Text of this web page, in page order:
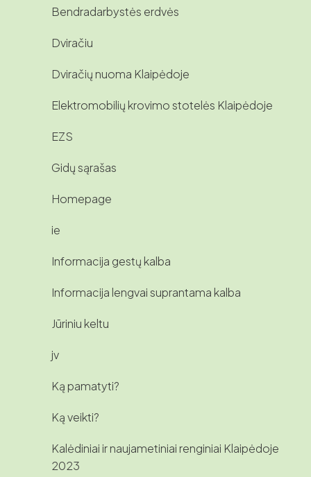
Bendradarbystės erdvės
Dviračiu
Dviračių nuoma Klaipėdoje
Elektromobilių krovimo stotelės Klaipėdoje
EZS
Gidų sąrašas
Homepage
ie
Informacija gestų kalba
Informacija lengvai suprantama kalba
Jūriniu keltu
jv
Ką pamatyti?
Ką veikti?
Kalėdiniai ir naujametiniai renginiai Klaipėdoje
2023